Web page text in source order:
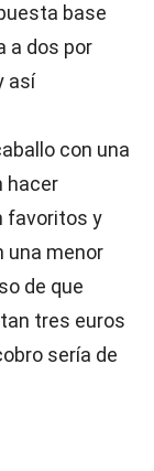
base
a dos por
así
con una
hacer
favoritos y
una menor
de que
tres euros
sería de